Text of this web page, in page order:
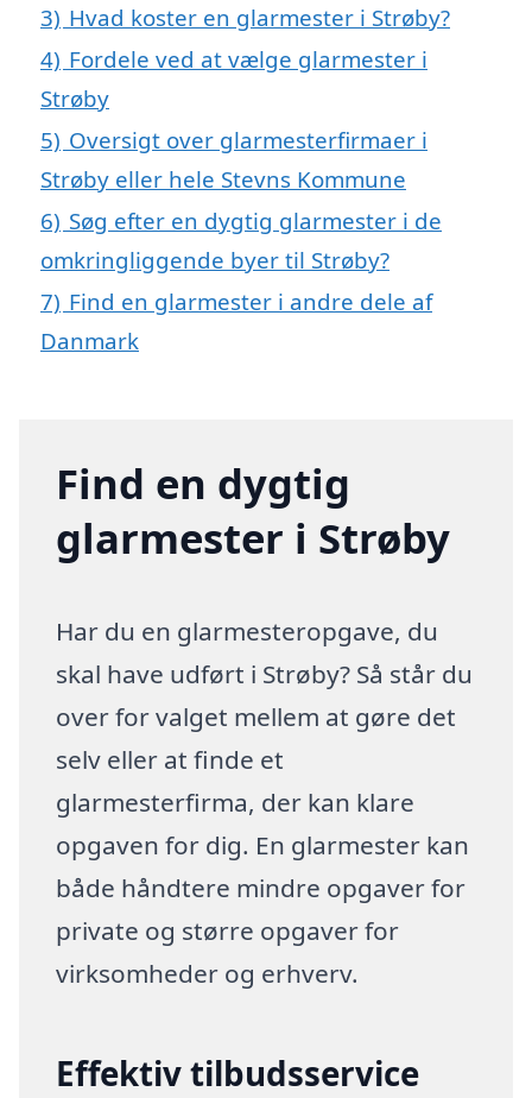
3) Hvad koster en glarmester i Strøby?
4) Fordele ved at vælge glarmester i
Strøby
5) Oversigt over glarmesterfirmaer i
Strøby eller hele Stevns Kommune
6) Søg efter en dygtig glarmester i de
omkringliggende byer til Strøby?
7) Find en glarmester i andre dele af
Danmark
Find en dygtig
glarmester i Strøby
Har du en glarmesteropgave, du
skal have udført i Strøby? Så står du
over for valget mellem at gøre det
selv eller at finde et
glarmesterfirma, der kan klare
opgaven for dig. En glarmester kan
både håndtere mindre opgaver for
private og større opgaver for
virksomheder og erhverv.
Effektiv tilbudsservice